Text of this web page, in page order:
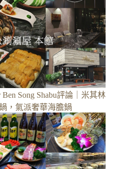
Song Shabu評論｜米其林
，氣派奢華海膽鍋